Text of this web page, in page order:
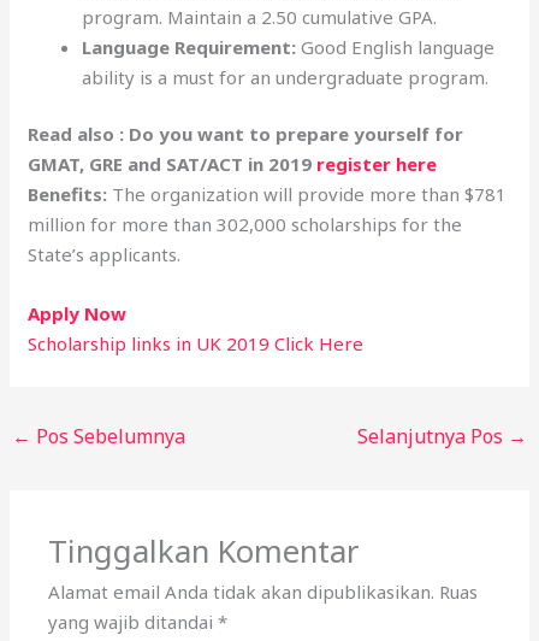
program. Maintain a 2.50 cumulative GPA.
Language Requirement:Good English language
ability is a must for an undergraduate program.
Read also : Do you want to prepare yourself for
GMAT, GRE and SAT/ACT in 2019 register here
Benefits: The organization will provide more than $781
million for more than 302,000 scholarships for the
State’s applicants.
Apply Now
Scholarship links in UK 2019 Click Here
← Pos Sebelumnya Selanjutnya Pos →
Tinggalkan Komentar
Alamat email Anda tidak akan dipublikasikan. Ruas
yang wajib ditandai*